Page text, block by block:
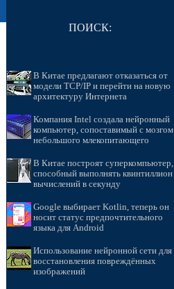
ПОИСК:
В Китае предлагают отказаться от
модели TCP/IP и перейти на новую
архитектуру Интернета
Компания Intel создала нейронный
компьютер, сопоставимый с мозгом
небольшого млекопитающего
В Китае построят суперкомпьютер,
способный выполнять квинтиллион
вычислений в секунду
Google выбирает Kotlin, теперь он
носит статус предпочтительного
языка для Android
Использование нейронной сети для
восстановления повреждённых
изображений